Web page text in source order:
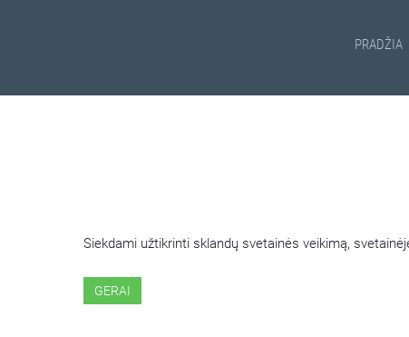
PRADŽIA
Siekdami užtikrinti sklandų svetainės veikimą,
GERAI